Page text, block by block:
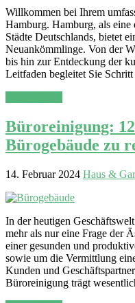
Willkommen bei Ihrem
Hamburg. Hamburg, als eine
Städte Deutschlands, bietet
Neuankömmlinge. Von der
bis hin zur Entdeckung der
Leitfaden begleitet Sie
Büroreinigung:
Bürogebäude zu
14. Februar 2024 Haus &
In der heutigen
mehr als nur eine Frage der
einer gesunden und
sowie um die Vermittlung
Kunden und
Büroreinigung trägt